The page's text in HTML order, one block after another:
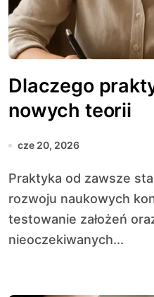
Dlaczego
nowych teorii
cze 20, 2026
Praktyka od zawsze stanowiła fundament
rozwoju naukowych
testowanie założeń
nieoczekiwanych...